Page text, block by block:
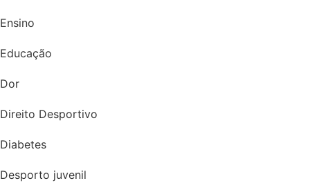
Ensino
Educação
Dor
Direito Desportivo
Diabetes
Desporto juvenil